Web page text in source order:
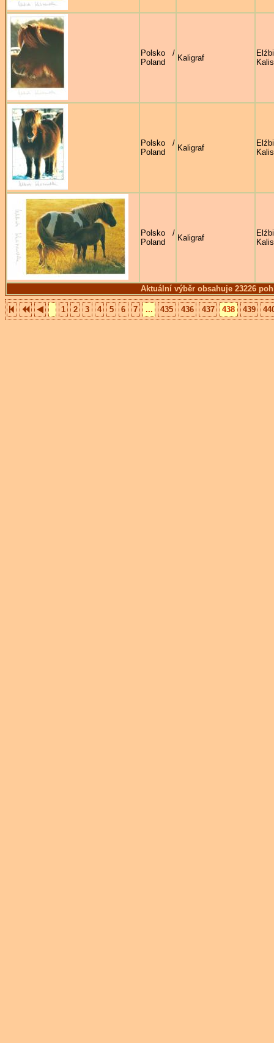
Aktuální výběr obsahuje 23226
Polsko /
Poland
Kaligraf
Polsko /
Poland
Kaligraf
Polsko /
Poland
Kaligraf
1 2 3 4 5 6 7 ... 435 436 437 438 439